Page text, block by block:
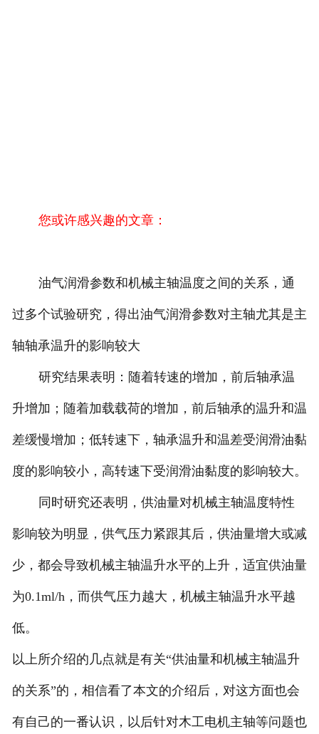
您或许感兴趣的文章：
油气润滑参数和机械主轴温度之间的关系，通
过多个试验研究，得出油气润滑参数对主轴尤其是主
轴轴承温升的影响较大
研究结果表明：随着转速的增加，前后轴承温
升增加；随着加载载荷的增加，前后轴承的温升和温
差缓慢增加；低转速下，轴承温升和温差受润滑油黏
度的影响较小，高转速下受润滑油黏度的影响较大。
同时研究还表明，供油量对机械主轴温度特性
影响较为明显，供气压力紧跟其后，供油量增大或减
少，都会导致机械主轴温升水平的上升，适宜供油量
为0.1ml/h，而供气压力越大，机械主轴温升水平越
低。
以上所介绍的几点就是有关“供油量和机械主轴温升
的关系”的，相信看了本文的介绍后，对这方面也会
有自己的一番认识，以后针对木工电机主轴等问题也